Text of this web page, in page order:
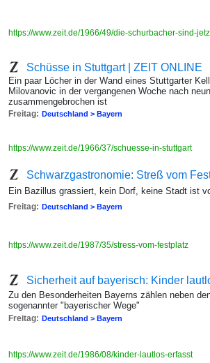
https://www.zeit.de/1966/49/die-schurbacher-sind-
Schüsse in Stuttgart | ZEIT ONLINE
Ein paar Löcher in der Wand eines Stuttgarter
Milovanovic in der vergangenen Woche nach
zusammengebrochen ist
Freitag: Deutschland > Bayern
https://www.zeit.de/1966/37/schuesse-in-stuttgart
Schwarzgastronomie: Streß vom
Ein Bazillus grassiert, kein Dorf, keine Stadt ist
Freitag: Deutschland > Bayern
https://www.zeit.de/1987/35/stress-vom-festplatz
Sicherheit auf bayerisch: Kinder
Zu den Besonderheiten Bayerns zählen neben
sogenannter "bayerischer Wege"
Freitag: Deutschland > Bayern
https://www.zeit.de/1986/08/kinder-lautlos-erfasst